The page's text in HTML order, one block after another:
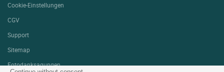
Cookie-Einstellungen
CGV
Support
Sitemap
Fotodanksagungen